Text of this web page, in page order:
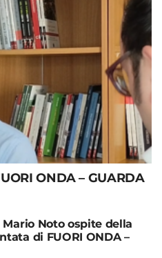
ONDA – GUARDA
Noto ospite della
di FUORI ONDA –